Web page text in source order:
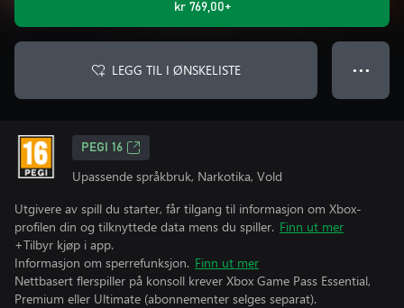
kr 769,00+
LEGG TIL I ØNSKELISTE ● ● ●
PEGI 16
Upassende språkbruk, Narkotika, Vold
Utgivere av spill du starter, får tilgang til informasjon om Xbox-
profilen din og tilknyttede data mens du spiller. Finn ut mer
+Tilbyr kjøp i app.
Informasjon om sperrefunksjon. Finn ut mer
Nettbasert flerspiller på konsoll krever Xbox Game Pass Essential,
Premium eller Ultimate (abonnementer selges separat).